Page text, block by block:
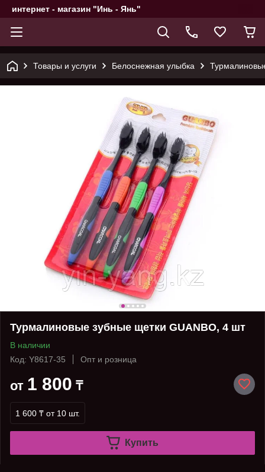
интернет - магазин "Инь - Янь"
Товары и услуги Белоснежная улыбка
Турмалиновые зубные щетки GUANBO, 4 шт
В наличии
Код: Y8617-35
Опт и розница
от 1 800 ₸
1 600 ₸ от 10 шт.
Купить